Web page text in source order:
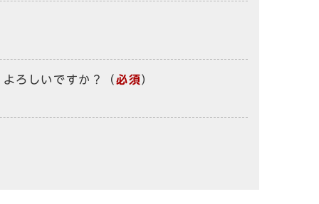
ろしいですか？ （ 必須）